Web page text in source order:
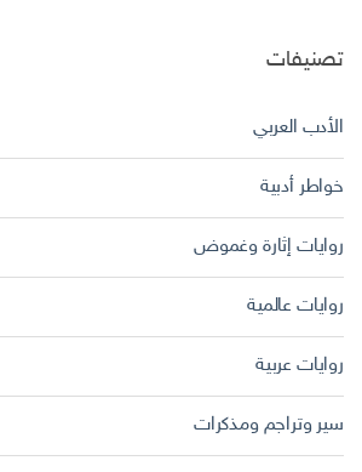
تصنيفات
الأدب العربي
خواطر أدبية
روايات إثارة وغموض
روايات عالمية
روايات عربية
سير وتراجم ومذكرات